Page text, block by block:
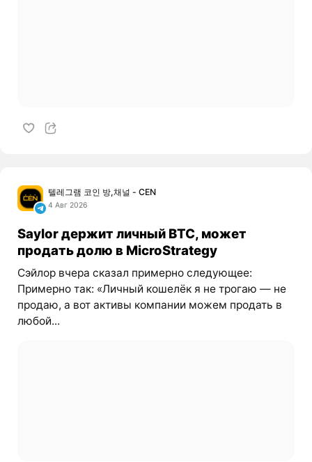
텔레그램 코인 방,채널 - CEN
4 Авг 2026
Saylor держит личный BTC, может
продать долю в MicroStrategy
Сэйлор вчера сказал примерно следующее:
Примерно так: «Личный кошелёк я не трогаю — не
продаю, а вот активы компании можем продать в
любой...